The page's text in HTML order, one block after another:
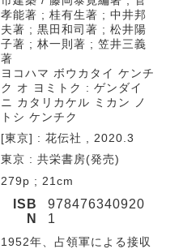
孝能著 ; 桂有生著 ; 中井邦
夫著 ; 黒田和司著 ; 松井陽
子著 ; 林一則著 ; 笠井三義
著
ヨコハマ ボウカタイ ケンチ
ク オ ヨミトク : ゲンダイ
ニ カタリカケル ミカン ノ
トシ ケンチク
[東京] : 花伝社 , 2020.3
東京 : 共栄書房(発売)
279p ; 21cm
ISB
N
978476340920
1
1952年、占領軍による接収